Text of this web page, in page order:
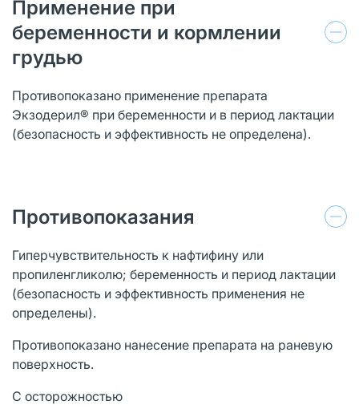
Применение при
беременности и кормлении
грудью
Противопоказано применение препарата
Экзодерил® при беременности и в период лактации
(безопасность и эффективность не определена).
Противопоказания
Гиперчувствительность к нафтифину или
пропиленгликолю; беременность и период лактации
(безопасность и эффективность применения не
определены).
Противопоказано нанесение препарата на раневую
поверхность.
С осторожностью